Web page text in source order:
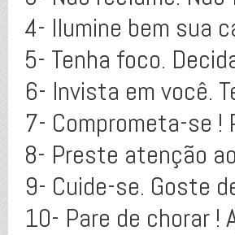
4- Ilumine bem sua
5- Tenha foco.
6- Invista em você.
7- Comprometa-se !
8- Preste atenção
9- Cuide-se. Goste
10- Pare de chorar !